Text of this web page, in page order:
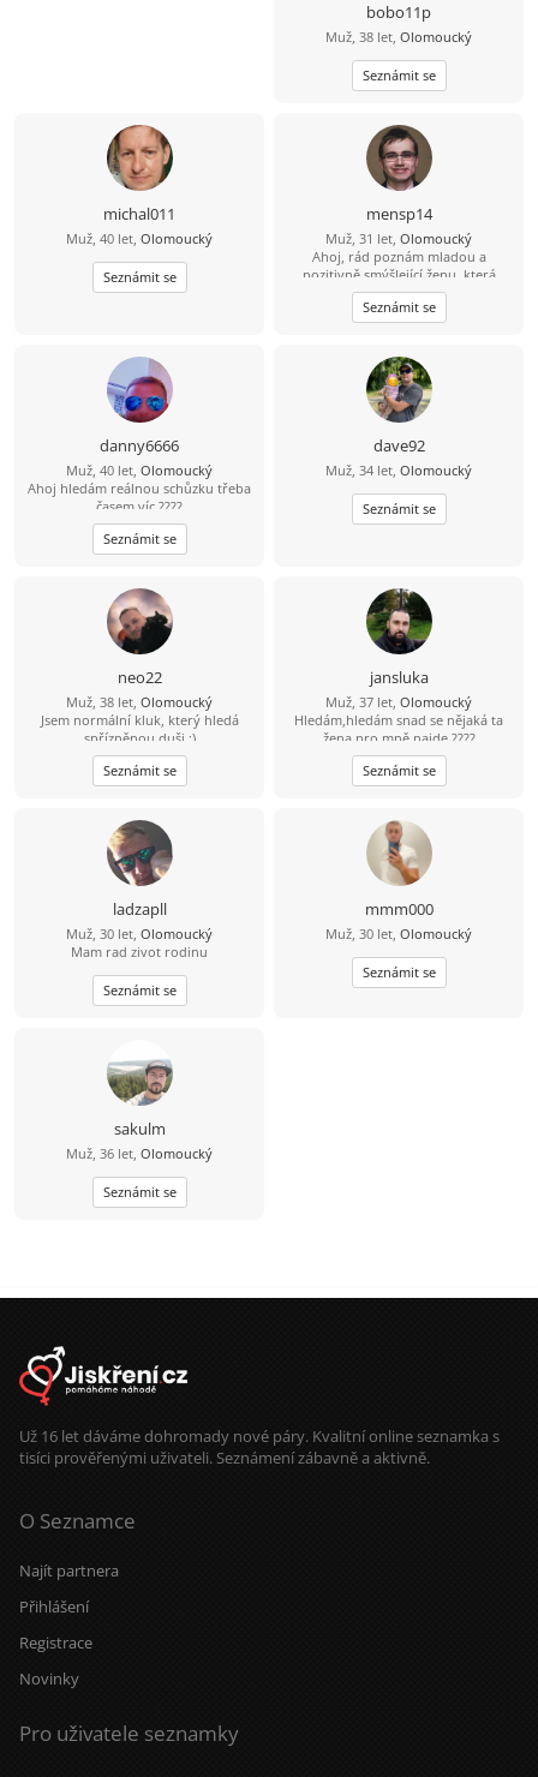
bobo11p
Muž, 38 let, Olomoucký
Seznámit se
michal011
Muž, 40 let, Olomoucký
Seznámit se
mensp14
Muž, 31 let, Olomoucký
Ahoj, rád poznám mladou a
pozitivně smýšlející ženu, která
nezkazí žádnou legraci.
Seznámit se
danny6666
Muž, 40 let, Olomoucký
Ahoj hledám reálnou schůzku třeba
časem víc ????
Seznámit se
dave92
Muž, 34 let, Olomoucký
Seznámit se
neo22
Muž, 38 let, Olomoucký
Jsem normální kluk, který hledá
spřízněnou duši :)
Seznámit se
jansluka
Muž, 37 let, Olomoucký
Hledám,hledám snad se nějaká ta
žena pro mně najde ????
Seznámit se
ladzapll
Muž, 30 let, Olomoucký
Mam rad zivot rodinu
Seznámit se
mmm000
Muž, 30 let, Olomoucký
Seznámit se
sakulm
Muž, 36 let, Olomoucký
Seznámit se
Už 16 let dáváme dohromady nové páry. Kvalitní online seznamka s
tisíci prověřenými uživateli. Seznámení zábavně a aktivně.
O Seznamce
Najít partnera
Přihlášení
Registrace
Novinky
Pro uživatele seznamky